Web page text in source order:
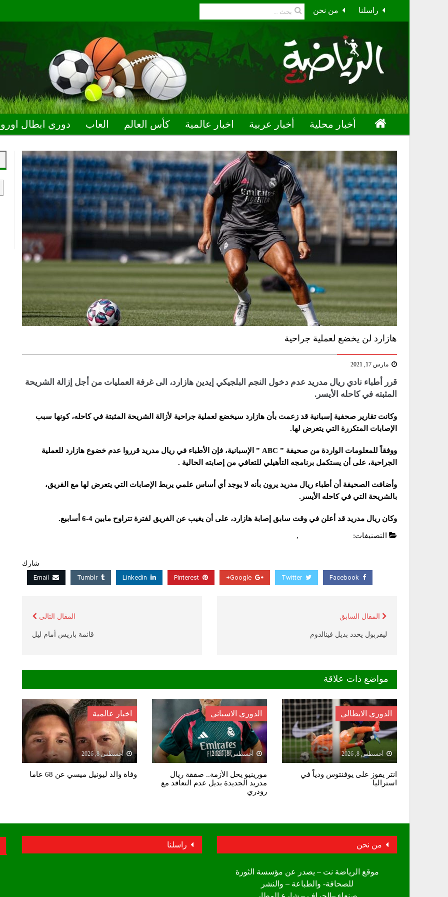
من نحن راسلنا
أخبار محلية أخبار عربية اخبار عالمية كأس العالم العاب دوري ابطال
هازارد لن يخضع لعملية جراحية
مارس 17, 2021
قرر أطباء نادي ريال مدريد عدم دخول النجم البلجيكي إيدين هازارد، الى غرفة العمليات من أجل إزالة الشريحة
المثبته في كاحله الأيسر.
وكانت تقارير صحفية إسبانية قد زعمت بأن هازارد سيخضع لعملية جراحية لأزالة الشريحة المثبتة في كاحله، كونها سبب
الإصابات المتكررة التي يتعرض لها.
ووفقاً للمعلومات الواردة من صحيفة ” ABC ” الإسبانية، فإن الأطباء في ريال مدريد قرروا عدم خضوع هازارد للعملية
الجراحية، على أن يستكمل برنامجه التأهيلي للتعافي من إصابته الحالية .
وأضافت الصحيفة أن أطباء ريال مدريد يرون بأنه لا يوجد أي أساس علمي يربط الإصابات التي يتعرض لها مع الفريق،
بالشريحة التي في كاحله الأيسر.
وكان ريال مدريد قد أعلن في وقت سابق إصابة هازارد، على أن يغيب عن الفريق لفترة تتراوح مابين 4-6 أسابيع.
التصنيفات: ,
شارك
Facebook
Twitter
Google+
Pinterest
Linkedin
Tumblr
Email
المقال السابق
ليفربول يحدد بديل فينالدوم
المقال التالي
قائمة باريس أمام ليل
مواضع ذات علاقة
الدوري الايطالي
أغسطس 8, 2026
انتر يفوز على يوفنتوس ودياً في
استراليا
الدوري الاسباني
أغسطس 8, 2026
مورينيو يحل الأزمة.. صفقة ريال
مدريد الجديدة بديل عدم التعاقد مع
رودري
اخبار عالمية
أغسطس 8, 2026
وفاة والد ليونيل ميسي عن 68 عاما
من نحن
موقع الرياضة نت – يصدر عن مؤسسة الثورة
للصحافة- والطباعة – والنشر
راسلنا